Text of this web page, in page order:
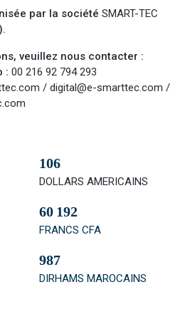
par la société SMART-TEC
veuillez nous contacter :
: 00 216 92 794 293
/ digital@e-smarttec.com /
106
DOLLARS AMERICAINS
60 192
FRANCS CFA
987
DIRHAMS MAROCAINS